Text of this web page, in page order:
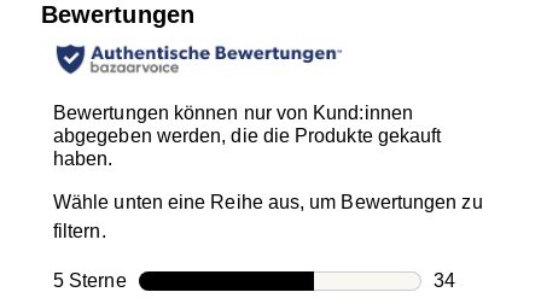
Bewertungen
Bewertungen können nur von Kund:innen
abgegeben werden, die die Produkte gekauft
haben.
Wähle unten eine Reihe aus, um Bewertungen zu
filtern.
5 SterneSterne
34